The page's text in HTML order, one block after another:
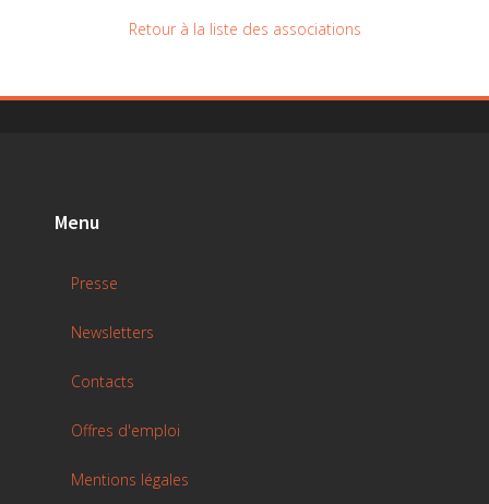
Retour à la liste des associations
Menu
Presse
Newsletters
Contacts
Offres d'emploi
Mentions légales